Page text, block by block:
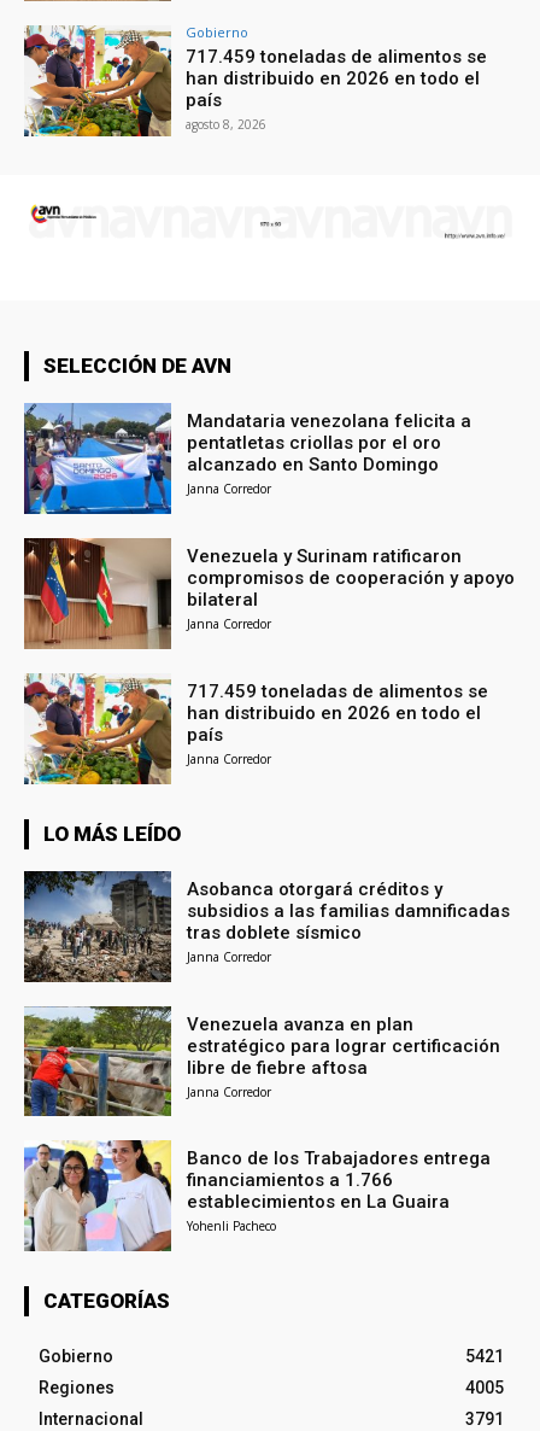
Gobierno
717.459 toneladas de alimentos se
han distribuido en 2026 en todo el
país
agosto 8, 2026
SELECCIÓN DE AVN
Mandataria venezolana felicita a
pentatletas criollas por el oro
alcanzado en Santo Domingo
Janna Corredor
Venezuela y Surinam ratificaron
compromisos de cooperación y apoyo
bilateral
Janna Corredor
717.459 toneladas de alimentos se
han distribuido en 2026 en todo el
país
Janna Corredor
LO MÁS LEÍDO
Asobanca otorgará créditos y
subsidios a las familias damnificadas
tras doblete sísmico
Janna Corredor
Venezuela avanza en plan
estratégico para lograr certificación
libre de fiebre aftosa
Janna Corredor
Banco de los Trabajadores entrega
financiamientos a 1.766
establecimientos en La Guaira
Yohenli Pacheco
CATEGORÍAS
Gobierno
5421
Regiones
4005
Internacional
3791